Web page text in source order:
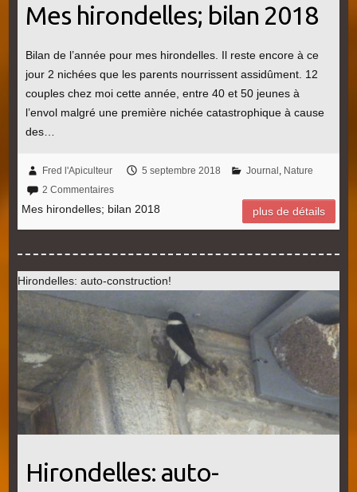
Mes hirondelles; bilan 2018
Bilan de l’année pour mes hirondelles. Il reste encore à ce
jour 2 nichées que les parents nourrissent assidûment. 12
couples chez moi cette année, entre 40 et 50 jeunes à
l’envol malgré une première nichée catastrophique à cause
des…
Fred l'Apiculteur 5 septembre 2018 Journal , Nature
2 Commentaires
Mes hirondelles; bilan 2018 plus de détails
Hirondelles: auto-construction!
Hirondelles: auto-